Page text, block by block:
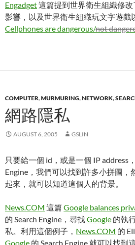
Engadget這篇提到世界衛生組織修
影響，以及世界衛生組織玩文字遊戲
Cellphones are dangerous/not
COMPUTER,MURMURING,NETWORK,
網路隱私
AUGUST 6, 2005 GSLIN
只要給一個 id，或是一個 IP address
Engine，我們可以找到許多小拼圖，
起來，就可以知道這個人的背景。
News.COM 這篇 Google balances
的 Search Engine，尋找Google 的執
私。利用這個例子， News.COM 的
Google 的 Search Engine 就可以找到